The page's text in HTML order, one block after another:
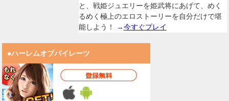
と、戦姫ジュエリーを姫武将にあげて、めく
るめく極上のエロストーリーを自分だけで堪
能しよう！ →今すぐプレイ
●ハーレムオブパイレーツ